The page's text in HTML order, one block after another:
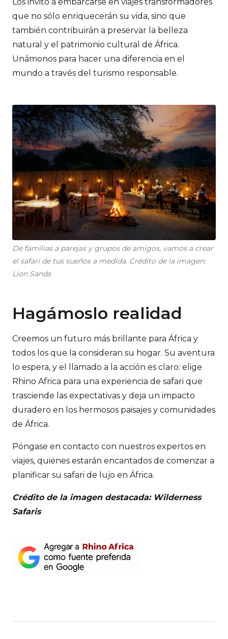
que no sólo enriquecerán su vida, sino que
también contribuirán a preservar la belleza
natural y el patrimonio cultural de África.
Unámonos para hacer una diferencia en el
mundo a través del turismo responsable.
De familias a parejas y grupos de amigos, vamos a crear
el safari de tus sueños a medida. Crédito de la imagen:
Lion Sands
Hagámoslo realidad
Creemos un futuro más brillante para África y
todos los que la consideran su hogar. Su aventura
lo espera, y el llamado a la acción es claro: elige
Rhino Africa para una experiencia de safari que
trasciende las expectativas y deja un impacto
duradero en los hermosos paisajes y comunidades
de África.
Póngase en contacto con nuestros expertos en
viajes, quienes estarán encantados de comenzar a
planificar su safari de lujo en África.
Crédito de la imagen destacada: Wilderness
Safaris